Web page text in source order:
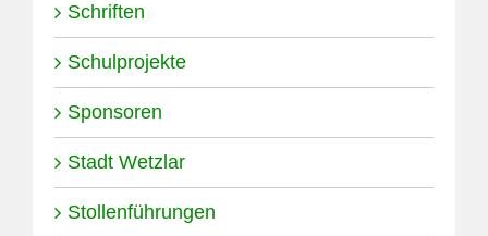
Schriften
Schulprojekte
Sponsoren
Stadt Wetzlar
Stollenführungen